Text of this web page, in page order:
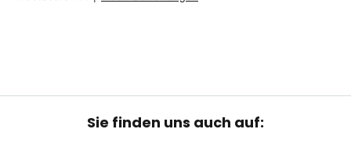
Sie finden uns auch auf: